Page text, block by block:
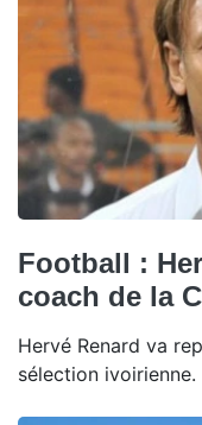
Football :
coach de la
Hervé Renard va
sélection ivoirienne.